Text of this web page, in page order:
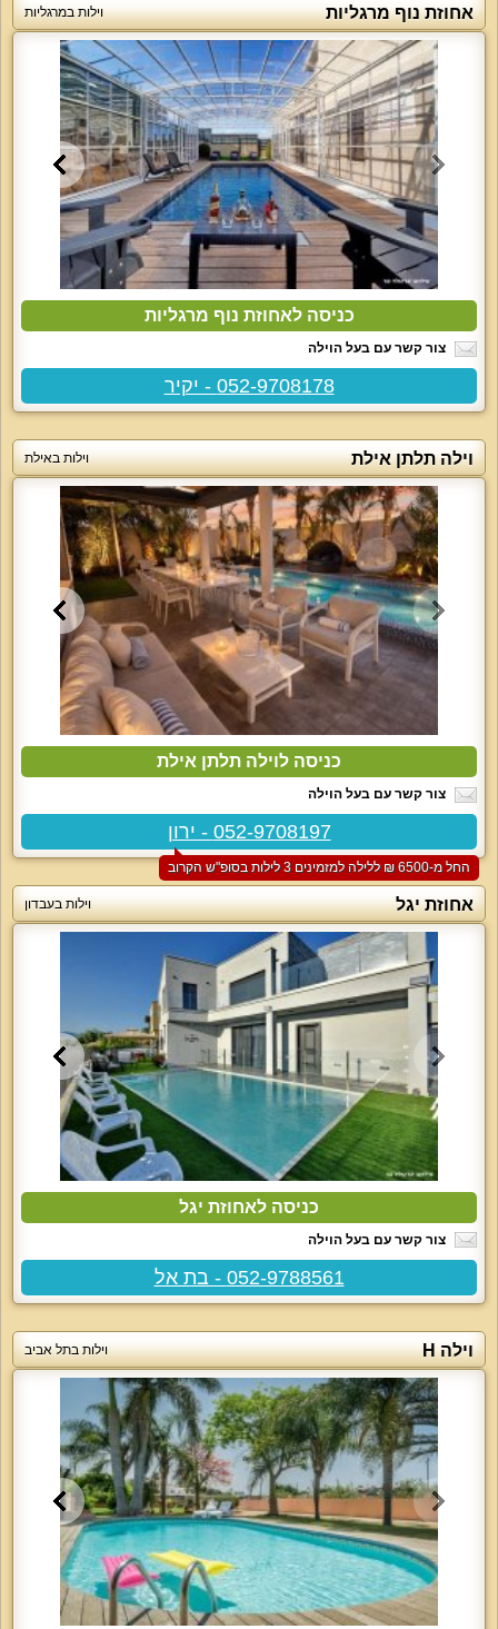
אחוזת נוף מרגליות וילות במרגליות
כניסה לאחוזת נוף מרגליות
צור קשר עם בעל הוילה
052-9708178 - יקיר
וילה תלתן אילת וילות באילת
כניסה לוילה תלתן אילת
צור קשר עם בעל הוילה
052-9708197 - ירון
החל מ-‏6500 ₪ ללילה למזמינים 3 לילות בסופ"ש הקרוב
אחוזת יגל וילות בעבדון
כניסה לאחוזת יגל
צור קשר עם בעל הוילה
052-9788561 - בת אל
וילה H וילות בתל אביב